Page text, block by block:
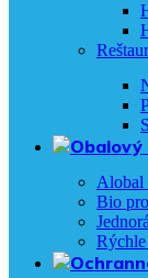
Alobal
Bio
Rýchle